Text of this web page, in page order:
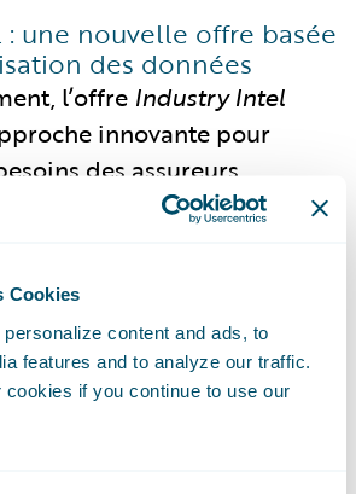
Cookies
content and ads, to
features and to analyze our traffic.
cookies if you continue to use our
une nouvelle offre basée
des données
l’offre Industry Intel
innovante pour
des assureurs
limitées pour
données anonymisées à